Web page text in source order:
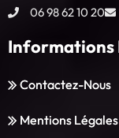
06 98 62 10 20
Informations
Contactez-Nous
Mentions Légales